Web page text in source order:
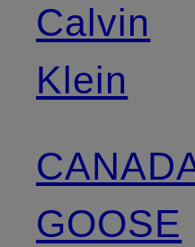
Calvin
Klein
GOOSE